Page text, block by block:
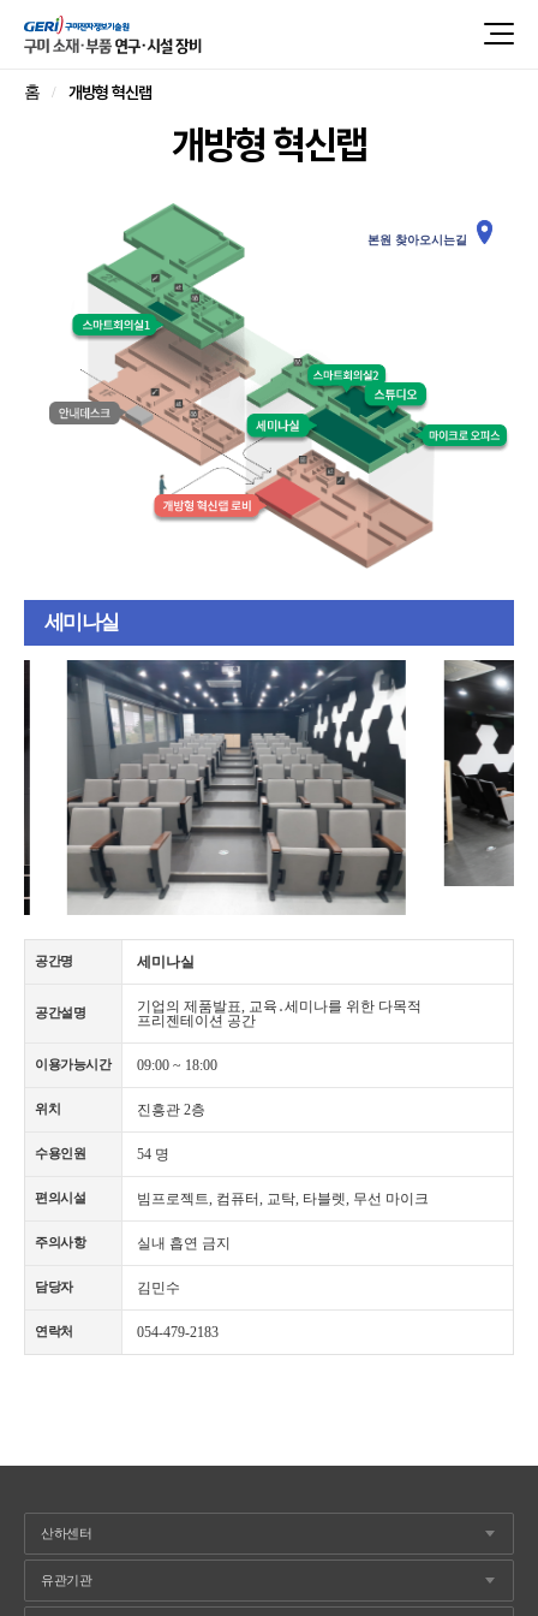
홈 개방형 혁신랩
개방형 혁신랩
본원 찾아오시는길
세미나실
공간명 세미나실
공간설명
기업의 제품발표, 교육․세미나를 위한 다목적
프리젠테이션 공간
이용가능시간 09:00 ~ 18:00
위치 진흥관 2층
수용인원 54 명
편의시설 빔프로젝트, 컴퓨터, 교탁, 타블렛, 무선 마이크
주의사항 실내 흡연 금지
담당자 김민수
연락처 054-479-2183